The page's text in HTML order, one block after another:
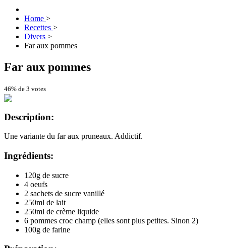
Home >
Recettes >
Divers >
Far aux pommes
Far aux pommes
46% de 3 votes
Description:
Une variante du far aux pruneaux. Addictif.
Ingrédients:
120g de sucre
4 oeufs
2 sachets de sucre vanillé
250ml de lait
250ml de crème liquide
6 pommes croc champ (elles sont plus petites. Sinon 2)
100g de farine